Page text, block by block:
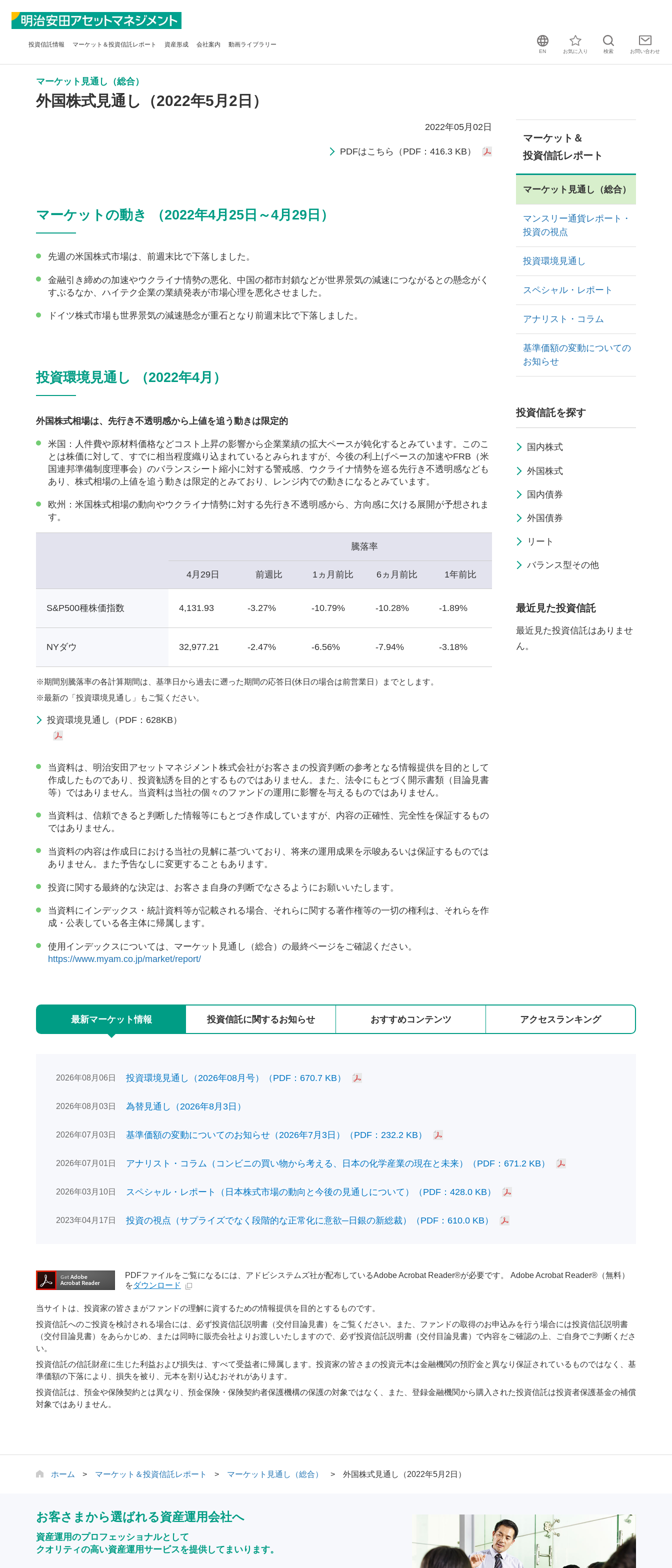
投資信託情報 マーケット＆投資信託レポート 資産形成 会社案内 動画ライブラリー
EN お気に入り 検索 お問い合わせ
マーケット見通し（総合）
外国株式見通し（2022年5月2日）
2022年05月02日
PDFはこちら（PDF：416.3 KB）
マーケットの動き （2022年4月25日～4月29日）
先週の米国株式市場は、前週末比で下落しました。
金融引き締めの加速やウクライナ情勢の悪化、中国の都市封鎖などが世界景気の減速につながるとの懸念がく
すぶるなか、ハイテク企業の業績発表が市場心理を悪化させました。
ドイツ株式市場も世界景気の減速懸念が重石となり前週末比で下落しました。
投資環境見通し （2022年4月）
外国株式相場は、先行き不透明感から上値を追う動きは限定的
米国：人件費や原材料価格などコスト上昇の影響から企業業績の拡大ペースが鈍化するとみています。このこ
とは株価に対して、すでに相当程度織り込まれているとみられますが、今後の利上げペースの加速やFRB（米
国連邦準備制度理事会）のバランスシート縮小に対する警戒感、ウクライナ情勢を巡る先行き不透明感なども
あり、株式相場の上値を追う動きは限定的とみており、レンジ内での動きになるとみています。
欧州：米国株式相場の動向やウクライナ情勢に対する先行き不透明感から、方向感に欠ける展開が予想されま
す。
騰落率
4月29日 前週比 1ヵ月前比 6ヵ月前比 1年前比
S&P500種株価指数 4,131.93 -3.27% -10.79% -10.28% -1.89%
NYダウ 32,977.21 -2.47% -6.56% -7.94% -3.18%
※期間別騰落率の各計算期間は、基準日から過去に遡った期間の応答日(休日の場合は前営業日）までとします。
※最新の「投資環境見通し」もご覧ください。
投資環境見通し（PDF：628KB）
当資料は、明治安田アセットマネジメント株式会社がお客さまの投資判断の参考となる情報提供を目的として
作成したものであり、投資勧誘を目的とするものではありません。また、法令にもとづく開示書類（目論見書
等）ではありません。当資料は当社の個々のファンドの運用に影響を与えるものではありません。
当資料は、信頼できると判断した情報等にもとづき作成していますが、内容の正確性、完全性を保証するもの
ではありません。
当資料の内容は作成日における当社の見解に基づいており、将来の運用成果を示唆あるいは保証するものでは
ありません。また予告なしに変更することもあります。
投資に関する最終的な決定は、お客さま自身の判断でなさるようにお願いいたします。
当資料にインデックス・統計資料等が記載される場合、それらに関する著作権等の一切の権利は、それらを作
成・公表している各主体に帰属します。
使用インデックスについては、マーケット見通し（総合）の最終ページをご確認ください。
https://www.myam.co.jp/market/report/
マーケット＆
投資信託レポート
マーケット見通し（総合）
マンスリー通貨レポート・
投資の視点
投資環境見通し
スペシャル・レポート
アナリスト・コラム
基準価額の変動についての
お知らせ
投資信託を探す
国内株式
外国株式
国内債券
外国債券
リート
バランス型その他
最近見た投資信託
最近見た投資信託はありませ
ん。
最新マーケット情報 投資信託に関するお知らせ おすすめコンテンツ アクセスランキング
2026年08月06日 投資環境見通し（2026年08月号）（PDF：670.7 KB）
2026年08月03日 為替見通し（2026年8月3日）
2026年07月03日 基準価額の変動についてのお知らせ（2026年7月3日）（PDF：232.2 KB）
2026年07月01日 アナリスト・コラム（コンビニの買い物から考える、日本の化学産業の現在と未来）（PDF：671.2 KB）
2026年03月10日 スペシャル・レポート（日本株式市場の動向と今後の見通しについて）（PDF：428.0 KB）
2023年04月17日 投資の視点（サプライズでなく段階的な正常化に意欲─日銀の新総裁）（PDF：610.0 KB）
PDFファイルをご覧になるには、アドビシステムズ社が配布しているAdobe Acrobat Reader®が必要です。 Adobe Acrobat Reader®（無料）
をダウンロード
当サイトは、投資家の皆さまがファンドの理解に資するための情報提供を目的とするものです。
投資信託へのご投資を検討される場合には、必ず投資信託説明書（交付目論見書）をご覧ください。また、ファンドの取得のお申込みを行う場合には投資信託説明書
（交付目論見書）をあらかじめ、または同時に販売会社よりお渡しいたしますので、必ず投資信託説明書（交付目論見書）で内容をご確認の上、ご自身でご判断くださ
い。
投資信託の信託財産に生じた利益および損失は、すべて受益者に帰属します。投資家の皆さまの投資元本は金融機関の預貯金と異なり保証されているものではなく、基
準価額の下落により、損失を被り、元本を割り込むおそれがあります。
投資信託は、預金や保険契約とは異なり、預金保険・保険契約者保護機構の保護の対象ではなく、また、登録金融機関から購入された投資信託は投資者保護基金の補償
対象ではありません。
ホーム マーケット＆投資信託レポート マーケット見通し（総合） 外国株式見通し（2022年5月2日）
お客さまから選ばれる資産運用会社へ
資産運用のプロフェッショナルとして
クオリティの高い資産運用サービスを提供してまいります。